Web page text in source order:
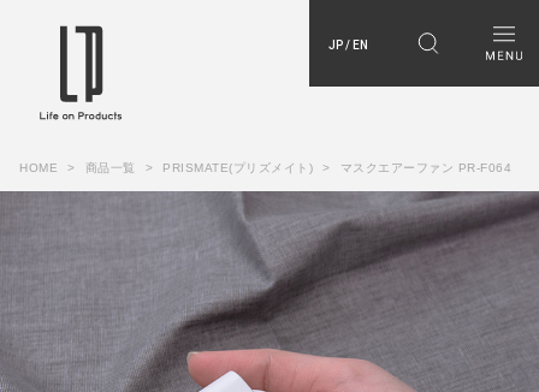
JP / EN
HOME 商品一覧 PRISMATE(プリズメイト) マスクエアーファン PR-F064